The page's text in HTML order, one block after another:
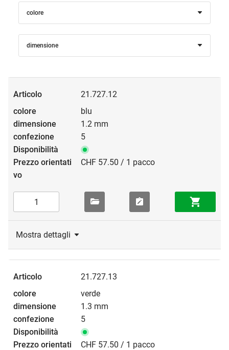
colore
dimensione
21.727.12
blu
1.2 mm
5
CHF 57.50 / 1 pacco
Mostra dettagli
21.727.13
verde
1.3 mm
5
CHF 57.50 / 1 pacco